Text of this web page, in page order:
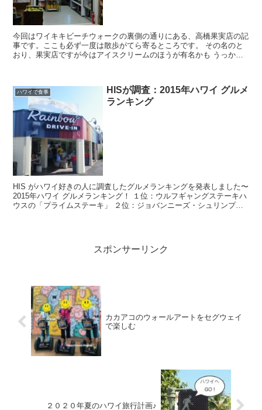
今回はワイキキビーチウォークの裏側の通りにある、高橋果実店の記
事です。ここも必ず一度は散歩がてら寄るところです。 その名のと
おり、果実店ですが今はアイスクリームのほうが有名かも うっかり
ハワイで食事
HISが調査：2015年ハワイ グルメ
ランキング
HIS がハワイ好きの人に調査したグルメランキングを発表しました〜
2015年ハワイ グルメランキング！ １位：ウルフギャングステーキハ
ウスの「プライムステーキ」 ２位：ジョバンニーズ・シュリンプ・
スポンサーリンク
カカアコのウォールアートをセグウェイ
で楽しむ
２０２０年夏のハワイ旅行計画♪